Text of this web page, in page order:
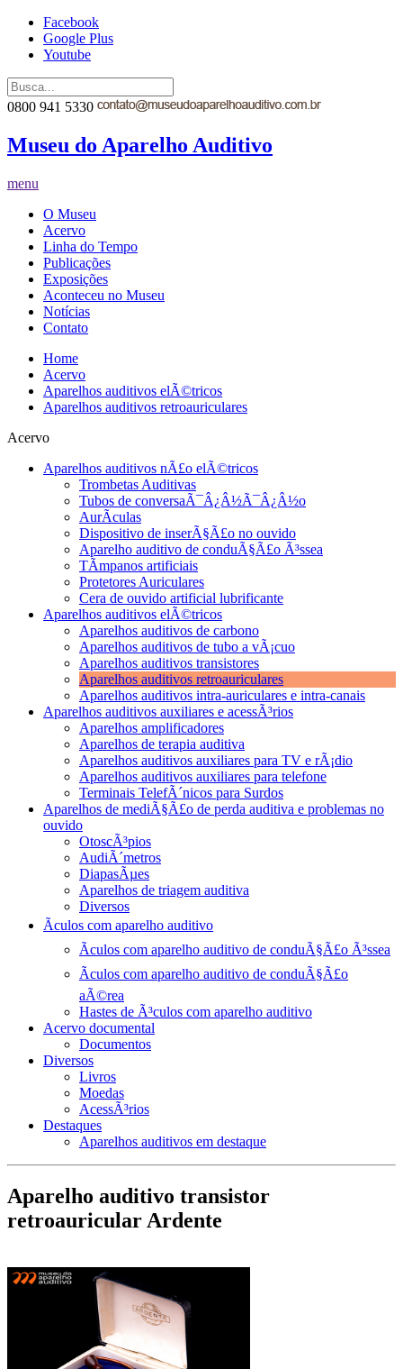
Facebook
Google Plus
Youtube
0800 941 5330
Museu do Aparelho Auditivo
menu
O Museu
Acervo
Linha do Tempo
Publicações
Exposições
Aconteceu no Museu
Notícias
Contato
Home
Acervo
Aparelhos auditivos elÃ©tricos
Aparelhos auditivos retroauriculares
Acervo
Aparelhos auditivos nÃ£o elÃ©tricos
Trombetas Auditivas
Tubos de conversaÃ¯Â¿Â½Ã¯Â¿Â½o
AurÃ­culas
Dispositivo de inserÃ§Ã£o no ouvido
Aparelho auditivo de conduÃ§Ã£o Ã³ssea
TÃ­mpanos artificiais
Protetores Auriculares
Cera de ouvido artificial lubrificante
Aparelhos auditivos elÃ©tricos
Aparelhos auditivos de carbono
Aparelhos auditivos de tubo a vÃ¡cuo
Aparelhos auditivos transistores
Aparelhos auditivos retroauriculares
Aparelhos auditivos intra-auriculares e intra-canais
Aparelhos auditivos auxiliares e acessÃ³rios
Aparelhos amplificadores
Aparelhos de terapia auditiva
Aparelhos auditivos auxiliares para TV e rÃ¡dio
Aparelhos auditivos auxiliares para telefone
Terminais TelefÃ´nicos para Surdos
Aparelhos de mediÃ§Ã£o de perda auditiva e problemas no
ouvido
OtoscÃ³pios
AudiÃ´metros
DiapasÃµes
Aparelhos de triagem auditiva
Diversos
Ãculos com aparelho auditivo
Ãculos com aparelho auditivo de conduÃ§Ã£o Ã³ssea
Ãculos com aparelho auditivo de conduÃ§Ã£o
aÃ©rea
Hastes de Ã³culos com aparelho auditivo
Acervo documental
Documentos
Diversos
Livros
Moedas
AcessÃ³rios
Destaques
Aparelhos auditivos em destaque
Aparelho auditivo transistor
retroauricular Ardente